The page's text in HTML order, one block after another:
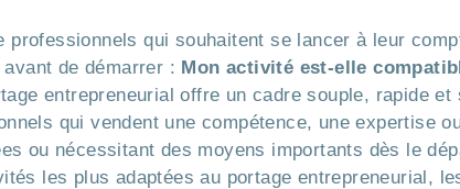
professionnels qui souhaitent se lancer à leur
de démarrer : Mon activité est-elle
entrepreneurial offre un cadre souple, rapide
qui vendent une compétence, une expertise
ou nécessitant des moyens importants dès le
les plus adaptées au portage entrepreneurial,